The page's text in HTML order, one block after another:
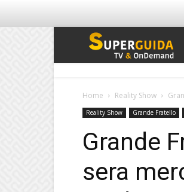
Home Reality Show
Reality Show Grande Fratello
Grande
sera